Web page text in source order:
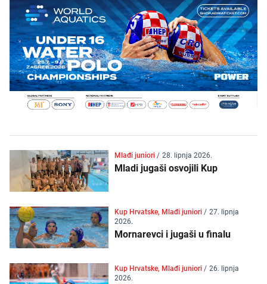
Mlađi juniori / 28. lipnja 2026.
Mladi jugaši osvojili Kup
Kup Hrvatske, Mlađi juniori / 27. lipnja
2026.
Mornarevci i jugaši u finalu
Kup Hrvatske, Mlađi juniori / 26. lipnja
2026.